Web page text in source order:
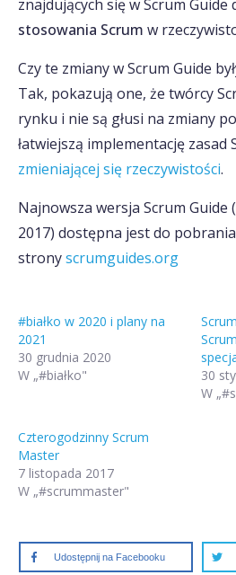
znajdujących się w Scrum Guide
stosowania Scrum w
Czy te zmiany w Scrum Guide
Tak, pokazują one, że twórcy
rynku i nie są głusi na zmiany
łatwiejszą implementację zasad
zmieniającej się rzeczywistości.
Najnowsza wersja Scrum
2017) dostępna jest do
stronyscrumguides.org
#białko w 2020 i plany na
2021
30 grudnia 2020
W „#białko"
30
W
Czterogodzinny Scrum
Master
7 listopada 2017
W „#scrummaster"
Udostępnij na Facebooku